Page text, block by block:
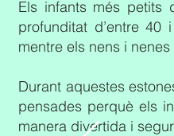
Els infants més petits
profunditat d’entre
mentre els nens i
Durant aquestes
pensades perquè els
manera divertida i